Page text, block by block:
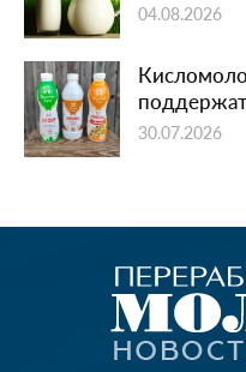
04.08.2026
30.07.2026